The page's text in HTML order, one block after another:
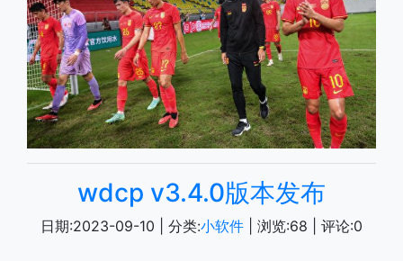
wdcp v3.4.0版本发布
日期:2023-09-10 | 分类:小软件 | 浏览:68 | 评论:0